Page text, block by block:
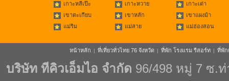
เกาะหลีเป๊ะ
เกาะหวาย
เกาะเต่า
เขาตะเกียบ
เขาหลัก
เขาแผงม้า
แม่ริม
แม่สาย แม่ฮ่องสอน
หน้าหลัก | ที่เที่ยวทั่วไทย 76 จังหวัด | ที่พัก โรงแรม รีสอร์ท | ที่พัก
บริษัท ทีคิวเอ็มไอ จำกัด 96/498 หมู่ 7 ซ.